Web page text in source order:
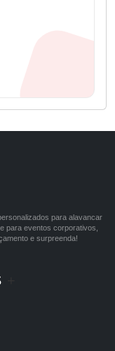
para alavancar
para eventos corporativos,
e surpreenda!